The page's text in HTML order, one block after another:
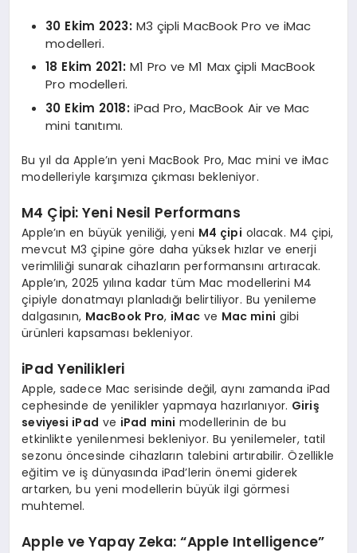
30 Ekim 2023: M3 çipli MacBook Pro ve iMac
modelleri.
18 Ekim 2021: M1 Pro ve M1 Max çipli MacBook
Pro modelleri.
30 Ekim 2018: iPad Pro, MacBook Air ve Mac
mini tanıtımı.
Bu yıl da Apple’ın yeni MacBook Pro, Mac mini ve iMac
modelleriyle karşımıza çıkması bekleniyor.
M4 Çipi: Yeni Nesil Performans
Apple’ın en büyük yeniliği, yeni M4 çipi olacak. M4 çipi,
mevcut M3 çipine göre daha yüksek hızlar ve enerji
verimliliği sunarak cihazların performansını artıracak.
Apple’ın, 2025 yılına kadar tüm Mac modellerini M4
çipiyle donatmayı planladığı belirtiliyor. Bu yenileme
dalgasının, MacBook Pro, iMacve Mac mini gibi
ürünleri kapsaması bekleniyor.
iPad Yenilikleri
Apple, sadece Mac serisinde değil, aynı zamanda iPad
cephesinde de yenilikler yapmaya hazırlanıyor. Giriş
seviyesi iPad ve iPad mini modellerinin de bu
etkinlikte yenilenmesi bekleniyor. Bu yenilemeler, tatil
sezonu öncesinde cihazların talebini artırabilir. Özellikle
eğitim ve iş dünyasında iPad’lerin önemi giderek
artarken, bu yeni modellerin büyük ilgi görmesi
muhtemel.
Apple ve Yapay Zeka: “Apple Intelligence”